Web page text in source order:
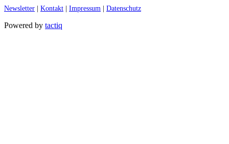
Newsletter | Kontakt | Impressum | Datenschutz
Powered by tactiq